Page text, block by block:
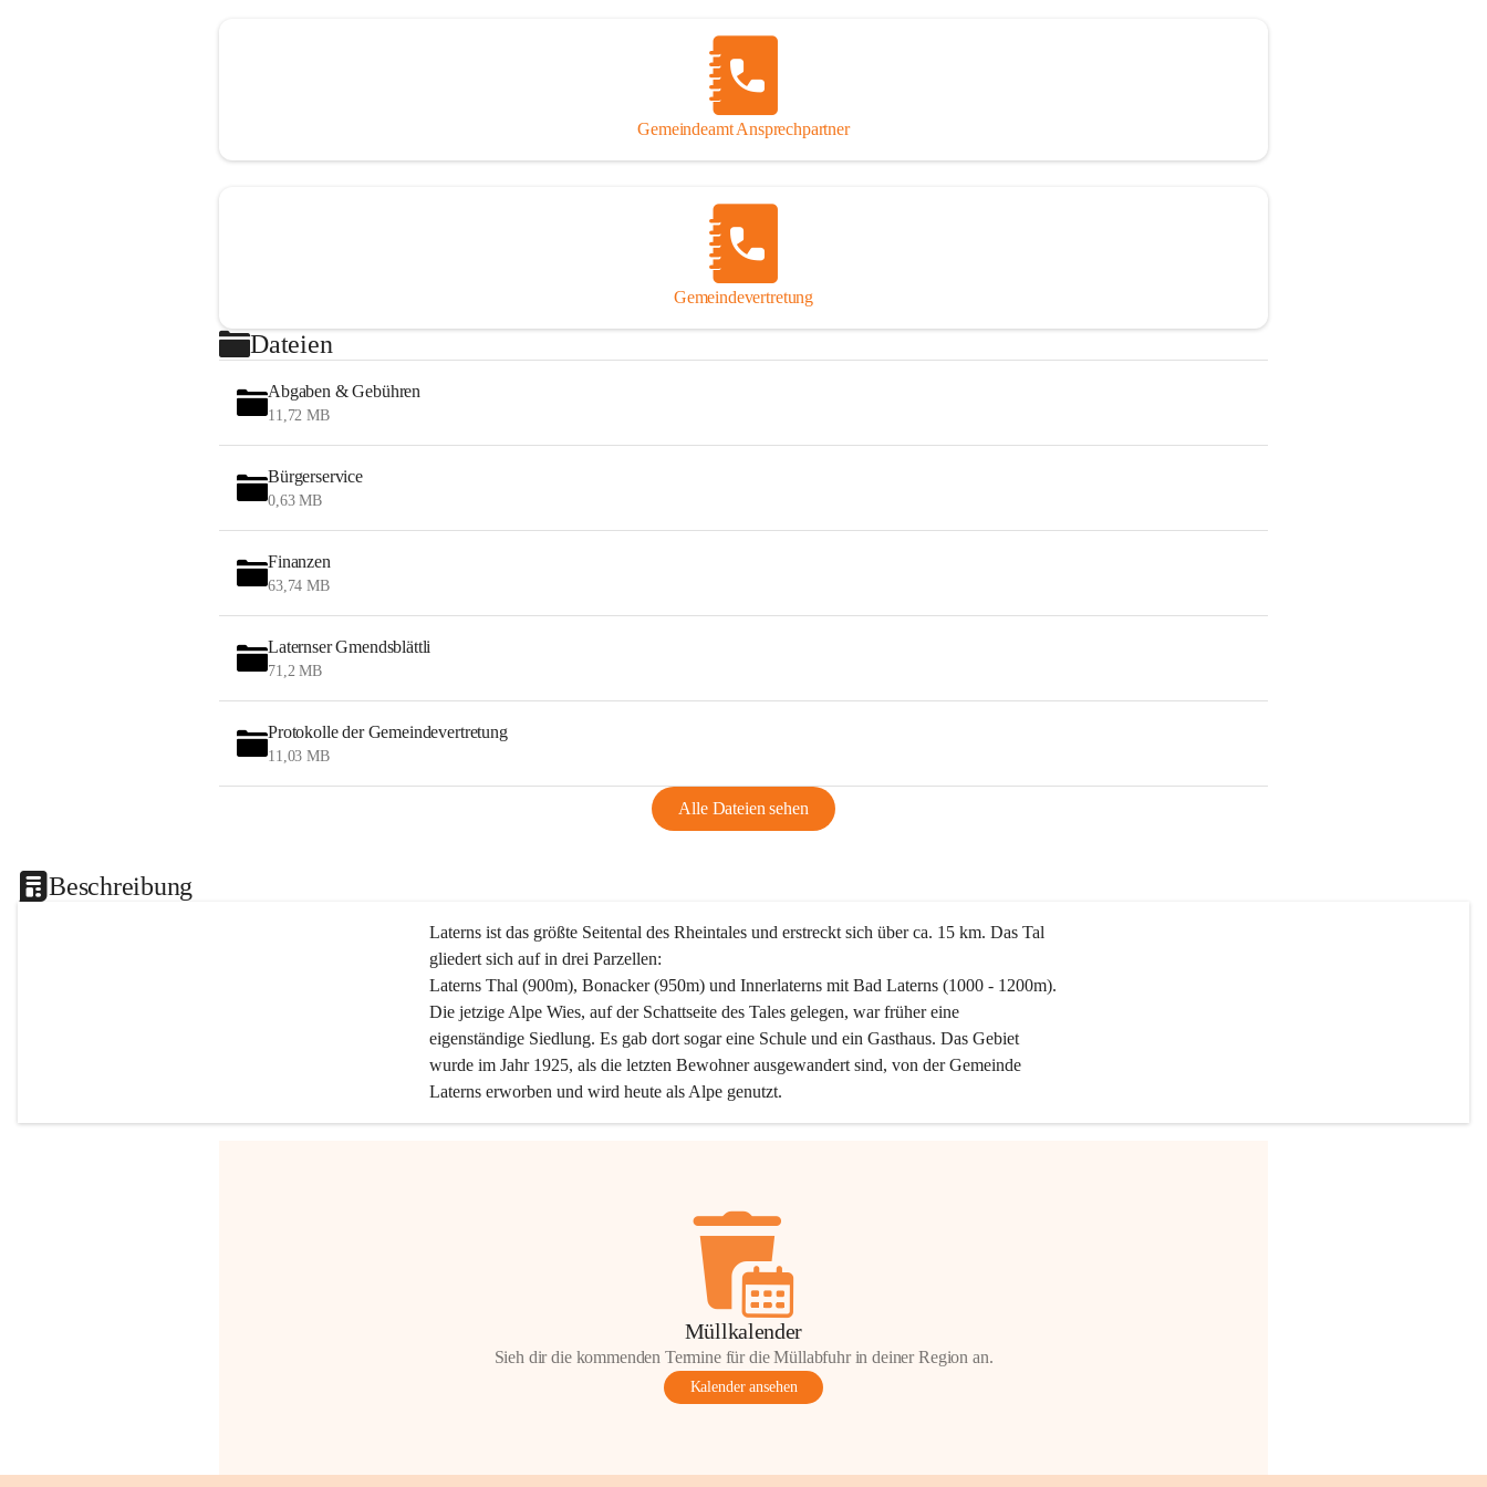
Gemeindeamt Ansprechpartner
Gemeindevertretung
Dateien
Abgaben & Gebühren
11,72 MB
Bürgerservice
0,63 MB
Finanzen
63,74 MB
Laternser Gmendsblättli
71,2 MB
Protokolle der Gemeindevertretung
11,03 MB
Alle Dateien sehen
Beschreibung
Laterns ist das größte Seitental des Rheintales und erstreckt sich über ca. 15 km. Das Tal
gliedert sich auf in drei Parzellen:
Laterns Thal (900m), Bonacker (950m) und Innerlaterns mit Bad Laterns (1000 - 1200m).
Die jetzige Alpe Wies, auf der Schattseite des Tales gelegen, war früher eine
eigenständige Siedlung. Es gab dort sogar eine Schule und ein Gasthaus. Das Gebiet
wurde im Jahr 1925, als die letzten Bewohner ausgewandert sind, von der Gemeinde
Laterns erworben und wird heute als Alpe genutzt.
Müllkalender
Sieh dir die kommenden Termine für die Müllabfuhr in deiner Region an.
Kalender ansehen